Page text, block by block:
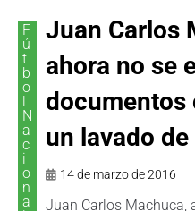
F
ú
t
b
o
N
a
c
i
o
n
a
Juan Carlos
ahora no se
documentos
un lavado
14 de marzo de 2016
Juan Carlos Machuca,